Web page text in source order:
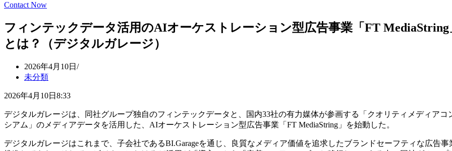
Contact Now
フィンテックデータ活用のAIオーケストレーション型広告事業「FT MediaString
とは？（デジタルガレージ）
2026年4月10日
未分類
2026年4月10日8:33
デジタルガレージは、同社グループ独自のフィンテックデータと、国内33社の有力媒体が参画する「クオリティメディアコ
シアム」のメディアデータを活用した、AIオーケストレーション型広告事業「FT MediaString」を始動した。
デジタルガレージはこれまで、子会社であるBI.Garageを通じ、良質なメディア価値を追求したブランドセーフティな広告事